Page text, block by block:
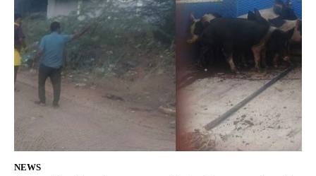
NEWS